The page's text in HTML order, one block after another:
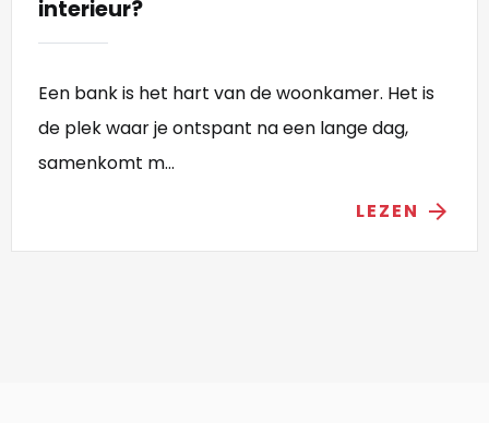
interieur?
Een bank is het hart van de woonkamer. Het is
de plek waar je ontspant na een lange dag,
samenkomt m...
LEZEN arrow_forward